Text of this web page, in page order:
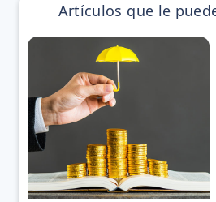
Artículos que le